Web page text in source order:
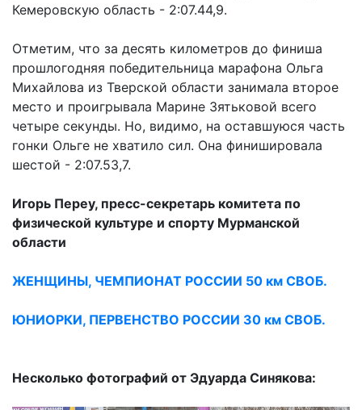
Кемеровскую область - 2:07.44,9.
Отметим, что за десять километров до финиша
прошлогодняя победительница марафона Ольга
Михайлова из Тверской области занимала второе
место и проигрывала Марине Зятьковой всего
четыре секунды. Но, видимо, на оставшуюся часть
гонки Ольге не хватило сил. Она финишировала
шестой - 2:07.53,7.
Игорь Переу, пресс-секретарь комитета по
физической культуре и спорту Мурманской
области
ЖЕНЩИНЫ, ЧЕМПИОНАТ РОССИИ 50 км СВОБ.
ЮНИОРКИ, ПЕРВЕНСТВО РОССИИ 30 км СВОБ.
Несколько фотографий от Эдуарда Синякова: